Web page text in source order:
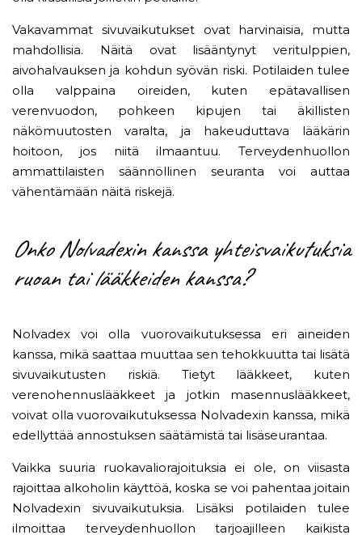
Vakavammat sivuvaikutukset ovat harvinaisia, mutta
mahdollisia. Näitä ovat lisääntynyt veritulppien,
aivohalvauksen ja kohdun syövän riski. Potilaiden tulee
olla valppaina oireiden, kuten epätavallisen
verenvuodon, pohkeen kipujen tai äkillisten
näkömuutosten varalta, ja hakeuduttava lääkärin
hoitoon, jos niitä ilmaantuu. Terveydenhuollon
ammattilaisten säännöllinen seuranta voi auttaa
vähentämään näitä riskejä.
Onko Nolvadexin kanssa yhteisvaikutuksia
ruoan tai lääkkeiden kanssa?
Nolvadex voi olla vuorovaikutuksessa eri aineiden
kanssa, mikä saattaa muuttaa sen tehokkuutta tai lisätä
sivuvaikutusten riskiä. Tietyt lääkkeet, kuten
verenohennuslääkkeet ja jotkin masennuslääkkeet,
voivat olla vuorovaikutuksessa Nolvadexin kanssa, mikä
edellyttää annostuksen säätämistä tai lisäseurantaa.
Vaikka suuria ruokavaliorajoituksia ei ole, on viisasta
rajoittaa alkoholin käyttöä, koska se voi pahentaa joitain
Nolvadexin sivuvaikutuksia. Lisäksi potilaiden tulee
ilmoittaa terveydenhuollon tarjoajilleen kaikista